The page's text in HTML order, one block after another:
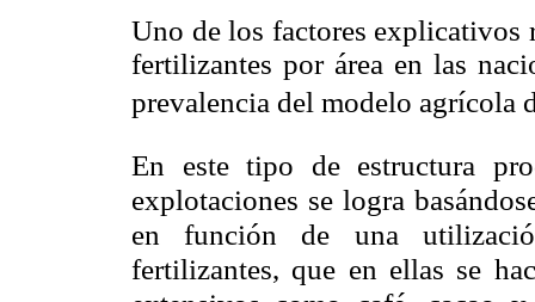
Uno de los factores explicativos
fertilizantes por área en las
prevalencia del modelo agrícola
En este tipo de estructura
explotaciones se logra
en función de una
fertilizantes, que en ellas se